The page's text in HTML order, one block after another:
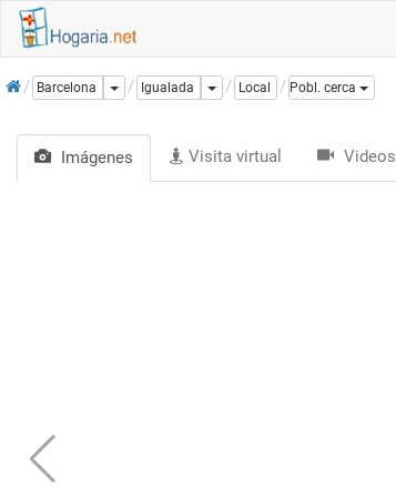
InicioBarcelona Dropdown
Igualada Dropdown
Local Pobl. cerca
Imágenes Visita virtual Videos